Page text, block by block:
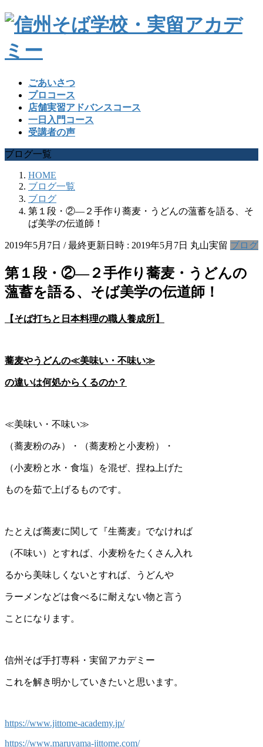
ごあいさつ
プロコース
店舗実習アドバンスコース
一日入門コース
受講者の声
ブログ一覧
HOME
ブログ一覧
ブログ
第１段・②―２手作り蕎麦・うどんの薀蓄を語る、そ
ば美学の伝道師！
2019年5月7日 / 最終更新日時 : 2019年5月7日 丸山実留 ブログ
第１段・②―２手作り蕎麦・うどんの
薀蓄を語る、そば美学の伝道師！
【そば打ちと日本料理の職人養成所】
蕎麦やうどんの≪美味い・不味い≫
の違いは何処からくるのか？
≪美味い・不味い≫
（蕎麦粉のみ）・（蕎麦粉と小麦粉）・
（小麦粉と水・食塩）を混ぜ、捏ね上げた
ものを茹で上げるものです。
たとえば蕎麦に関して『生蕎麦』でなければ
（不味い）とすれば、小麦粉をたくさん入れ
るから美味しくないとすれば、うどんや
ラーメンなどは食べるに耐えない物と言う
ことになります。
信州そば手打専科・実留アカデミー
これを解き明かしていきたいと思います。
https://www.jittome-academy.jp/
https://www.maruyama-jittome.com/